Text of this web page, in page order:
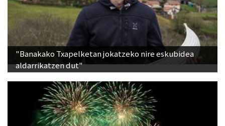
"Banakako Txapelketan jokatzeko nire eskubidea
aldarrikatzen dut"